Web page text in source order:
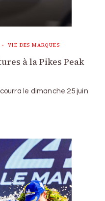
VIE DES MARQUES
à la Pikes Peak
le dimanche 25 juin